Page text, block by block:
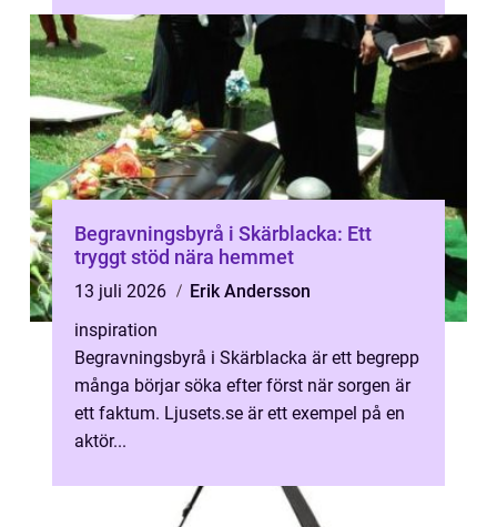
Begravningsbyrå i Skärblacka: Ett
tryggt stöd nära hemmet
13 juli 2026
Erik Andersson
inspiration
Begravningsbyrå i Skärblacka är ett begrepp
många börjar söka efter först när sorgen är
ett faktum. Ljusets.se är ett exempel på en
aktör...